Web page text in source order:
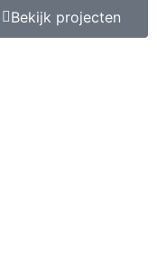
Bekijk projecten